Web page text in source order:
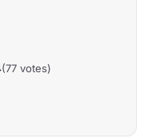
(77 votes)